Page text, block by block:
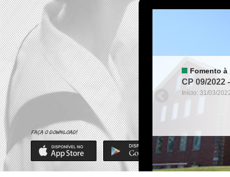

Fomento à
CP 09/2022
Início: 31/03/